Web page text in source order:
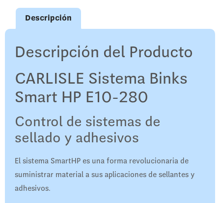
Descripción
Descripción del Producto
CARLISLE Sistema Binks
Smart HP E10-280
Control de sistemas de
sellado y adhesivos
El sistema SmartHP es una forma revolucionaria de
suministrar material a sus aplicaciones de sellantes y
adhesivos.